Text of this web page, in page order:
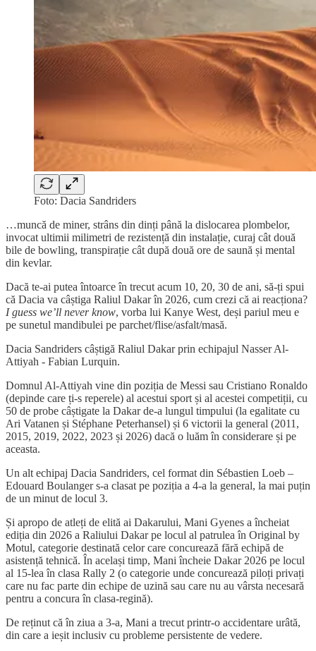
Foto: Dacia Sandriders
…muncă de miner, strâns din dinți până la dislocarea plombelor,
invocat ultimii milimetri de rezistență din instalație, curaj cât două
bile de bowling, transpirație cât după două ore de saună și mental
din kevlar.
Dacă te-ai putea întoarce în trecut acum 10, 20, 30 de ani, să-ți spui
că Dacia va câștiga Raliul Dakar în 2026, cum crezi că ai reacționa?
I guess we’ll never know, vorba lui Kanye West, deși pariul meu e
pe sunetul mandibulei pe parchet/flise/asfalt/masă.
Dacia Sandriders câștigă Raliul Dakar prin echipajul Nasser Al-
Attiyah - Fabian Lurquin.
Domnul Al-Attiyah vine din poziția de Messi sau Cristiano Ronaldo
(depinde care ți-s reperele) al acestui sport și al acestei competiții, cu
50 de probe câștigate la Dakar de-a lungul timpului (la egalitate cu
Ari Vatanen și Stéphane Peterhansel) și 6 victorii la general (2011,
2015, 2019, 2022, 2023 și 2026) dacă o luăm în considerare și pe
aceasta.
Un alt echipaj Dacia Sandriders, cel format din Sébastien Loeb –
Edouard Boulanger s-a clasat pe poziția a 4-a la general, la mai puțin
de un minut de locul 3.
Și apropo de atleți de elită ai Dakarului, Mani Gyenes a încheiat
ediția din 2026 a Raliului Dakar pe locul al patrulea în Original by
Motul, categorie destinată celor care concurează fără echipă de
asistență tehnică. În același timp, Mani încheie Dakar 2026 pe locul
al 15-lea în clasa Rally 2 (o categorie unde concurează piloți privați
care nu fac parte din echipe de uzină sau care nu au vârsta necesară
pentru a concura în clasa-regină).
De reținut că în ziua a 3-a, Mani a trecut printr-o accidentare urâtă,
din care a ieșit inclusiv cu probleme persistente de vedere.